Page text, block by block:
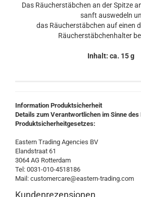
Das Räucherstäbchen an der Spitze
sanft auswedeln
das Räucherstäbchen auf einen
Räucherstäbchenhalter
Inhalt: ca. 15 g
Information Produktsicherheit
Details zum Verantwortlichen im Sinne des
Produktsicherheitgesetzes:
Eastern Trading Agencies BV
Elandstraat 61
3064 AG Rotterdam
Tel: 0031-010-4518186
Mail: customercare@eastern-trading.com
Kundenrezensionen